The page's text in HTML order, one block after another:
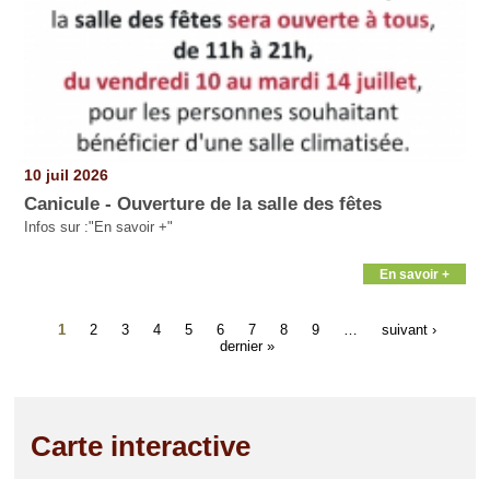
10 juil 2026
Canicule - Ouverture de la salle des fêtes
Infos sur :"En savoir +"
En savoir +
1 2 3 4 5 6 7 8 9
suivant ›
dernier »
Carte interactive